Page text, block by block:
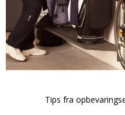
Tips fra